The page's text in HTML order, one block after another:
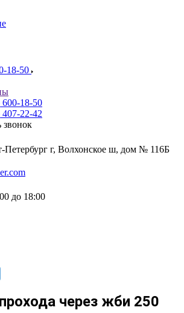
18-50
18-50
22-42
звонок
Петербург г, Волхонское ш, дом № 116Б
до 18:00
через жби 250